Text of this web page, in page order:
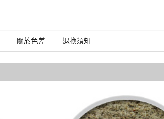
關於色差 退換須知